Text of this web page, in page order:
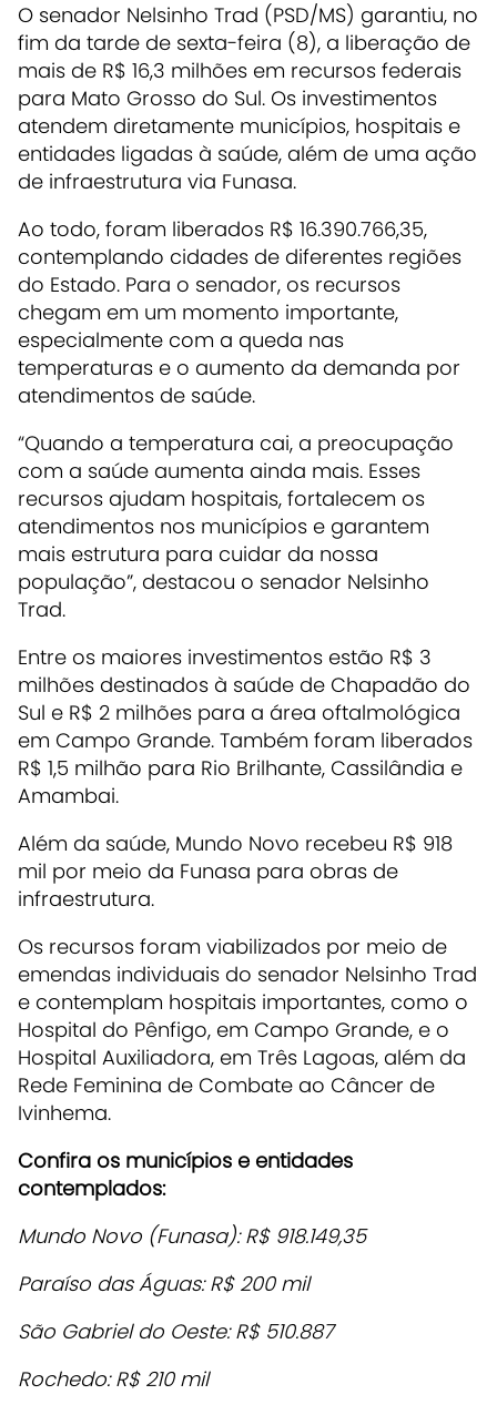
O senador Nelsinho Trad (PSD/MS) garantiu, no
fim da tarde de sexta-feira (8), a liberação de
mais de R$ 16,3 milhões em recursos federais
para Mato Grosso do Sul. Os investimentos
atendem diretamente municípios, hospitais e
entidades ligadas à saúde, além de uma ação
de infraestrutura via Funasa.
Ao todo, foram liberados R$ 16.390.766,35,
contemplando cidades de diferentes regiões
do Estado. Para o senador, os recursos
chegam em um momento importante,
especialmente com a queda nas
temperaturas e o aumento da demanda por
atendimentos de saúde.
“Quando a temperatura cai, a preocupação
com a saúde aumenta ainda mais. Esses
recursos ajudam hospitais, fortalecem os
atendimentos nos municípios e garantem
mais estrutura para cuidar da nossa
população”, destacou o senador Nelsinho
Trad.
Entre os maiores investimentos estão R$ 3
milhões destinados à saúde de Chapadão do
Sul e R$ 2 milhões para a área oftalmológica
em Campo Grande. Também foram liberados
R$ 1,5 milhão para Rio Brilhante, Cassilândia e
Amambai.
Além da saúde, Mundo Novo recebeu R$ 918
mil por meio da Funasa para obras de
infraestrutura.
Os recursos foram viabilizados por meio de
emendas individuais do senador Nelsinho Trad
e contemplam hospitais importantes, como o
Hospital do Pênfigo, em Campo Grande, e o
Hospital Auxiliadora, em Três Lagoas, além da
Rede Feminina de Combate ao Câncer de
Ivinhema.
Confira os municípios e entidades
contemplados:
Mundo Novo (Funasa): R$ 918.149,35
Paraíso das Águas: R$ 200 mil
São Gabriel do Oeste: R$ 510.887
Rochedo: R$ 210 mil